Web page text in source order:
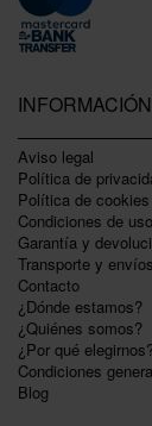
Aviso legal
Política de
Polí­tica de cookies
Condiciones de uso
Garantí­a y
Transporte y envíos
Contacto
¿Dónde estamos?
¿Quiénes somos?
¿Por qué
Condiciones
Blog